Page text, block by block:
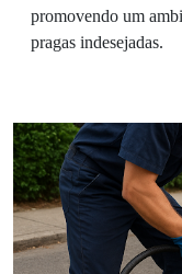
promovendo um
pragas indesejadas.